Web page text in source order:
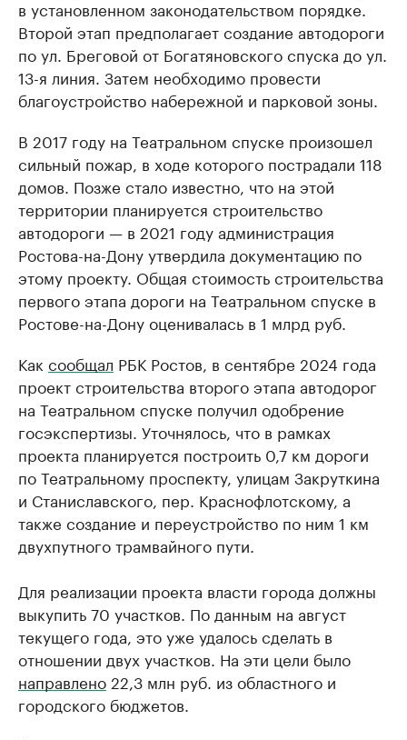
в установленном законодательством порядке.
Второй этап предполагает создание автодороги
по ул. Бреговой от Богатяновского спуска до ул.
13-я линия. Затем необходимо провести
благоустройство набережной и парковой зоны.
В 2017 году на Театральном спуске произошел
сильный пожар, в ходе которого пострадали 118
домов. Позже стало известно, что на этой
территории планируется строительство
автодороги — в 2021 году администрация
Ростова-на-Дону утвердила документацию по
этому проекту. Общая стоимость строительства
первого этапа дороги на Театральном спуске в
Ростове-на-Дону оценивалась в 1 млрд руб.
Как сообщал РБК Ростов, в сентябре 2024 года
проект строительства второго этапа автодорог
на Театральном спуске получил одобрение
госэкспертизы. Уточнялось, что в рамках
проекта планируется построить 0,7 км дороги
по Театральному проспекту, улицам Закруткина
и Станиславского, пер. Краснофлотскому, а
также создание и переустройство по ним 1 км
двухпутного трамвайного пути.
Для реализации проекта власти города должны
выкупить 70 участков. По данным на август
текущего года, это уже удалось сделать в
отношении двух участков. На эти цели было
направлено 22,3 млн руб. из областного и
городского бюджетов.